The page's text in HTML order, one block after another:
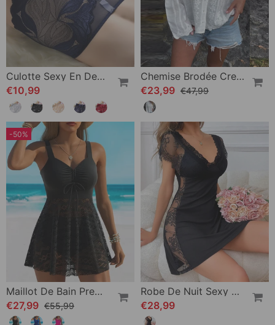
Culotte Sexy En Dentelle De Couleur Unie
€10,99
Chemise Brodée Creuse Col Polo Décontractée
€23,99 €47,99
-50%
Maillot De Bain Premium Dentelle Halter
€27,99 €55,99
Robe De Nuit Sexy Décontractée Dentelle Design
€28,99